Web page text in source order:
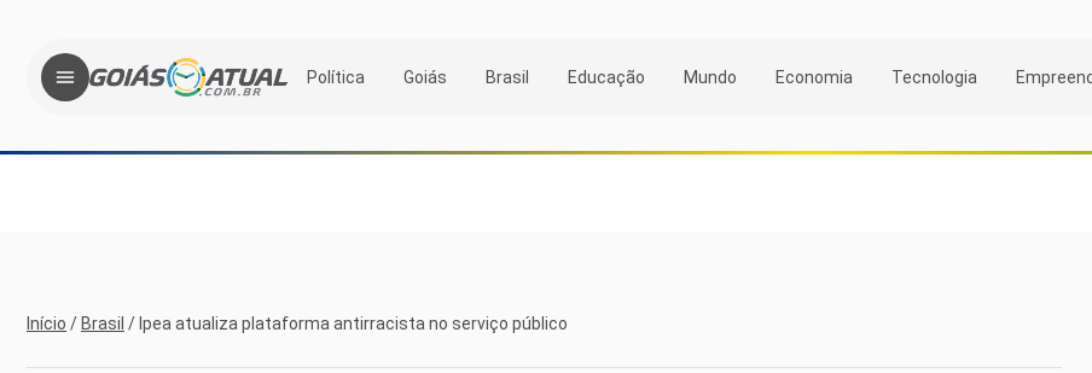
Política Goiás Brasil Educação Mundo Economia Tecnologia
Início / Brasil / Ipea atualiza plataforma antirracista no serviço público